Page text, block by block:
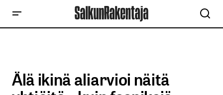
Älä ikinä aliarvioi näitä